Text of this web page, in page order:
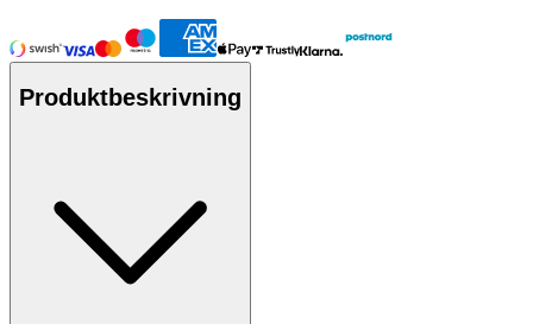
Produktbeskrivning